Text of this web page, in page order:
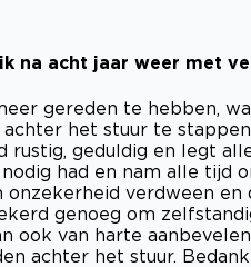
na acht jaar weer met
gereden te hebben,
het stuur te
rustig, geduldig en legt
had en nam alle tijd
verdween
genoeg om
ook van harte
achter het stuur.